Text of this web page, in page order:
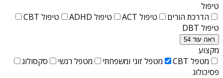
טיפול
הדרכת הורים
טיפול ACT טיפול ADHD
טיפול CBT
טיפול DBT
ראה עוד 54
מקצוע
מטפל CBT
מטפל זוגי ומשפחתי מטפל רגשי
סקסולוג
פסיכולוג